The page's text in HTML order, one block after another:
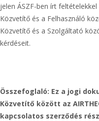
jelen ÁSZF-ben írt
Közvetítő és a Felhasználó
Közvetítő és a Szolgáltató
kérdéseit.
Összefoglaló: Ez a jogi
Közvetítő között az
kapcsolatos szerződés